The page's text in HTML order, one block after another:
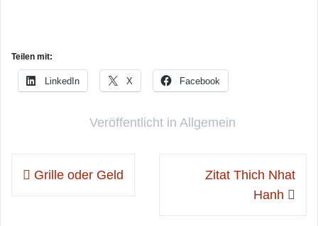
Teilen mit:
LinkedIn X Facebook
Veröffentlicht in Allgemein
Beitragsnavigation
Grille oder Geld
Zitat Thich Nhat
Hanh